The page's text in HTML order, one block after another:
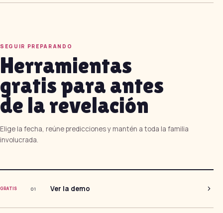
SEGUIR PREPARANDO
Herramientas
gratis para antes
de la revelación
Elige la fecha, reúne predicciones y mantén a toda la familia
involucrada.
GRATIS 01 Ver la demo